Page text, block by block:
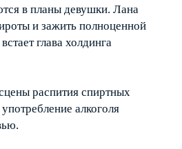
в планы девушки. Лана
и зажить полноценной
глава холдинга
распития спиртных
алкоголя